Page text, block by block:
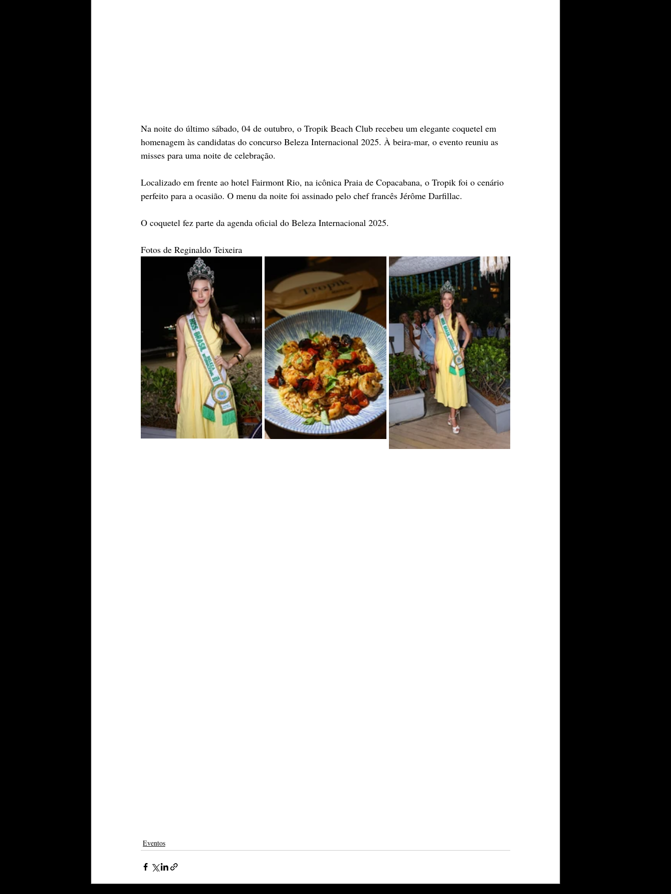
Na noite do último sábado, 04 de outubro, o Tropik Beach Club recebeu um elegante coquetel em
homenagem às candidatas do concurso Beleza Internacional 2025. À beira-mar, o evento reuniu as
misses para uma noite de celebração.
Localizado em frente ao hotel Fairmont Rio, na icônica Praia de Copacabana, o Tropik foi o cenário
perfeito para a ocasião. O menu da noite foi assinado pelo chef francês Jérôme Darfillac.
O coquetel fez parte da agenda oficial do Beleza Internacional 2025.
Fotos de Reginaldo Teixeira
Eventos